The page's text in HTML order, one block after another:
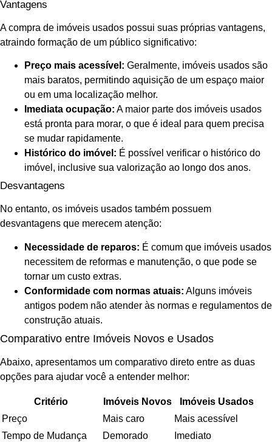
Vantagens
A compra de imóveis usados possui suas próprias vantagens,
atraindo formação de um público significativo:
Preço mais acessível: Geralmente, imóveis usados são
mais baratos, permitindo aquisição de um espaço maior
ou em uma localização melhor.
Imediata ocupação: A maior parte dos imóveis usados
está pronta para morar, o que é ideal para quem precisa
se mudar rapidamente.
Histórico do imóvel: É possível verificar o histórico do
imóvel, inclusive sua valorização ao longo dos anos.
Desvantagens
No entanto, os imóveis usados também possuem
desvantagens que merecem atenção:
Necessidade de reparos: É comum que imóveis usados
necessitem de reformas e manutenção, o que pode se
tornar um custo extras.
Conformidade com normas atuais: Alguns imóveis
antigos podem não atender às normas e regulamentos de
construção atuais.
Comparativo entre Imóveis Novos e Usados
Abaixo, apresentamos um comparativo direto entre as duas
opções para ajudar você a entender melhor:
Critério Imóveis Novos
Imóveis Usados
Preço
Mais caro
Mais acessível
Tempo de Mudança
Demorado
Imediato